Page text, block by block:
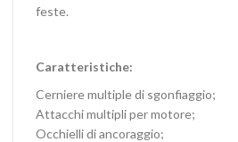
feste.
Caratteristiche:
Cerniere multiple di sgonfiaggio;
Attacchi multipli per motore;
Occhielli di ancoraggio;